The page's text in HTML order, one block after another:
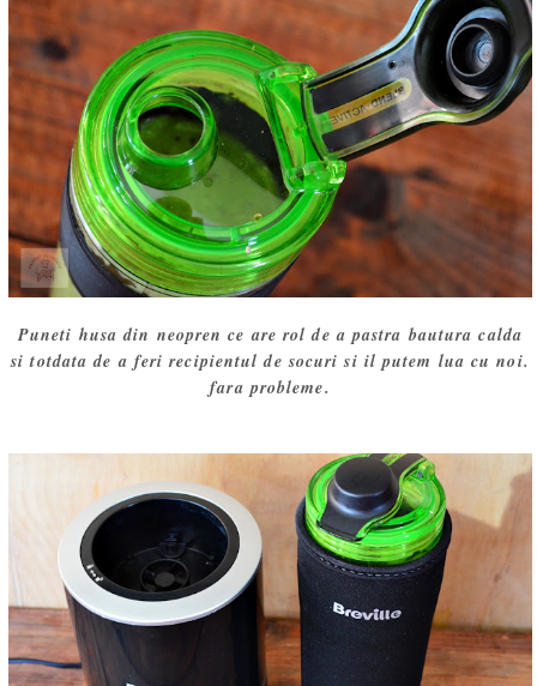
Puneti husa din neopren ce are rol de a pastra bautura calda
si totdata de a feri recipientul de socuri si il putem lua cu noi.
fara probleme.